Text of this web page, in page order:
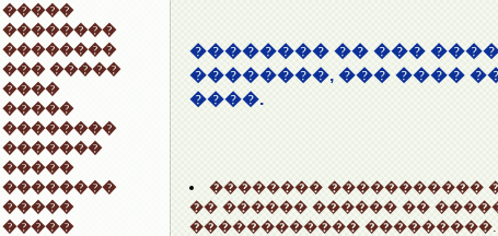
�����
��������
��������
��� �����
����
�����
��������
�������
�����
��������
�����
�����
�������� �� ���
��������, ��� ����
����.
�������� �����������
�� ������ ������ ��
������������ ���������.